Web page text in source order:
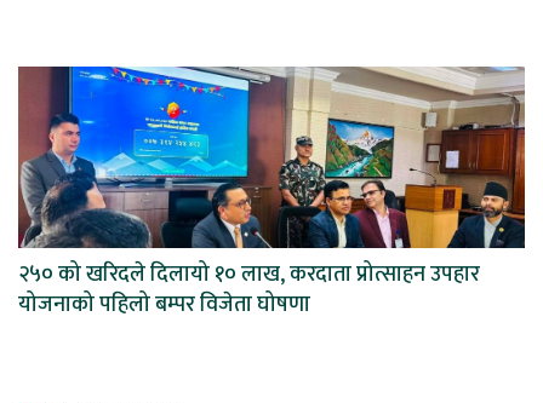
२५० को खरिदले दिलायो १० लाख, करदाता प्रोत्साहन उपहार
योजनाको पहिलो बम्पर विजेता घोषणा